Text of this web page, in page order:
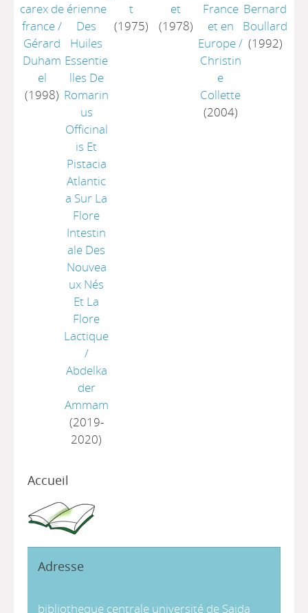
carex de
france/
Gérard
Duham
el
(1998)
érienne
Des
Huiles
Essentie
lles De
Romarin
us
Officinal
is Et
Pistacia
Atlantic
a Sur La
Flore
Intestin
ale Des
Nouvea
ux Nés
Et La
Flore
Lactique
/
Abdelka
der
Ammam
(2019-
2020)
t
(1975)
et
(1978)
France
et en
Europe/
Christin
e
Collette
(2004)
Bernard
Boullard
(1992)
Accueil
Adresse
bibliotheque centrale université de Saida